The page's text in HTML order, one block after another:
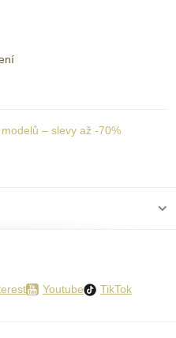
– slevy až -70%
Youtube TikTok